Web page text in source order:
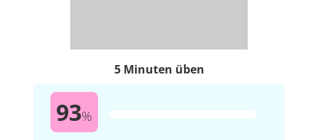
5 Minuten üben
93%